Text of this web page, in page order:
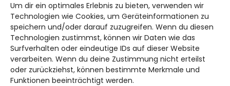
Um dir ein optimales Erlebnis zu bieten, verwenden wir
Technologien wie Cookies, um Geräteinformationen zu
speichern und/oder darauf zuzugreifen. Wenn du diesen
Technologien zustimmst, können wir Daten wie das
Surfverhalten oder eindeutige IDs auf dieser Website
verarbeiten. Wenn du deine Zustimmung nicht erteilst
oder zurückziehst, können bestimmte Merkmale und
Funktionen beeinträchtigt werden.
DAS STADTMAGAZIN FÜR HILDESHEIM
Impressum
Datenschutzerklärung
Cookie Richtlinie